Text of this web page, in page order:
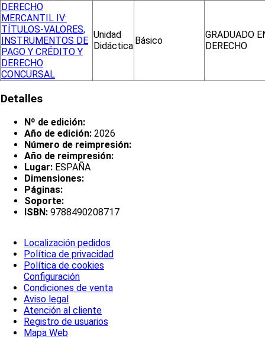
DERECHO
MERCANTIL IV:
TÍTULOS-VALORES,
INSTRUMENTOS DE
PAGO Y CRÉDITO Y
DERECHO
CONCURSAL
Unidad
Didáctica Básico
GRADUADO
DERECHO
Detalles
Nº de edición:
Año de edición: 2026
Número de reimpresión:
Año de reimpresión:
Lugar: ESPAÑA
Dimensiones:
Páginas:
Soporte:
ISBN: 9788490208717
Localización pedidos
Política de privacidad
Política de cookies
Configuración
Condiciones de venta
Aviso legal
Atención al cliente
Registro de usuarios
Mapa Web